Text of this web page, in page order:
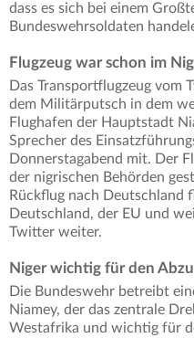
dass es sich bei einem
Bundeswehrsoldaten
Flugzeug war schon im
Das Transportflugzeug vom
dem Militärputsch in dem
Flughafen der Hauptstadt
Sprecher des
Donnerstagabend mit. Der
der nigrischen Behörden
Rückflug nach Deutschland
Deutschland, der EU und
Twitter weiter.
Niger wichtig für den
Die Bundeswehr betreibt
Niamey, der das zentrale
Westafrika und wichtig für